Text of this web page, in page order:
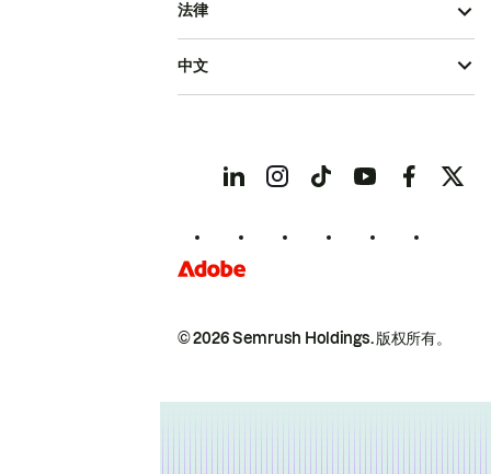
© 2026 Semrush Holdings.版权所有。
法律
中文